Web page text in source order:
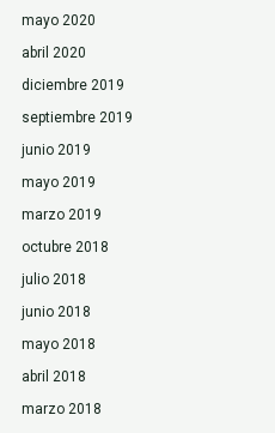
mayo 2020
abril 2020
diciembre 2019
septiembre 2019
junio 2019
mayo 2019
marzo 2019
octubre 2018
julio 2018
junio 2018
mayo 2018
abril 2018
marzo 2018